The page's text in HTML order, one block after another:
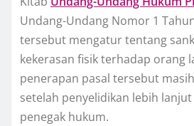
Undang-Undang Nomor 1
tersebut mengatur tentang
kekerasan fisik terhadap orang
penerapan pasal tersebut
setelah penyelidikan lebih
penegak hukum.